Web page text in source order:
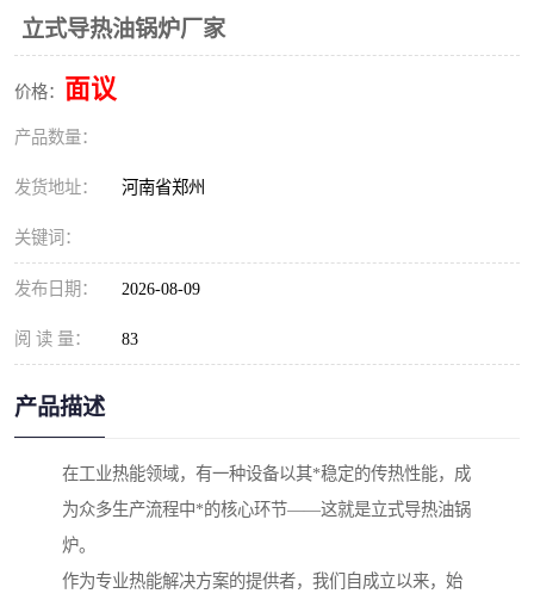
立式导热油锅炉厂家
价格： 面议
产品数量：
发货地址： 河南省郑州
关键词：
发布日期： 2026-08-09
阅 读 量： 83
产品描述
在工业热能领域，有一种设备以其*稳定的传热性能，成
为众多生产流程中*的核心环节——这就是立式导热油锅
炉。
作为专业热能解决方案的提供者，我们自成立以来，始